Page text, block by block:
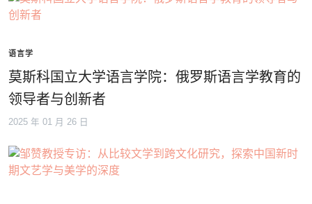
语言学
莫斯科国立大学语言学院：俄罗斯语言学教育的
领导者与创新者
2025 年 01 月 26 日